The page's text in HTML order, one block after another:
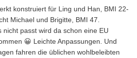
konstruiert für Ling und Han, BMI 22-
Michael und Brigitte, BMI 47.
nicht passt wird da schon eine EU
😀 Leichte Anpassungen. Und
fahren die üblichen wohlbeleibten